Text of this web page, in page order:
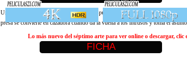
Una tenaz fiestera lucha por sobrevivir después de que tres ladrones se
presa se convierte en cazadora cuando da la vuelta a los intrusos y toma el
Lo más nuevo del séptimo arte para ver online o descargar,